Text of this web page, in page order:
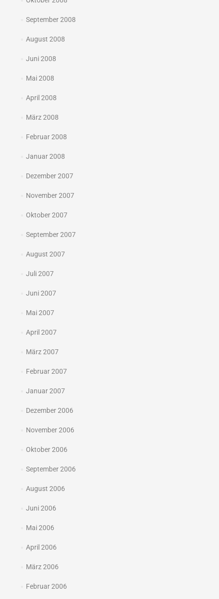
September 2008
August 2008
Juni 2008
Mai 2008
April 2008
März 2008
Februar 2008
Januar 2008
Dezember 2007
November 2007
Oktober 2007
September 2007
August 2007
Juli 2007
Juni 2007
Mai 2007
April 2007
März 2007
Februar 2007
Januar 2007
Dezember 2006
November 2006
Oktober 2006
September 2006
August 2006
Juni 2006
Mai 2006
April 2006
März 2006
Februar 2006